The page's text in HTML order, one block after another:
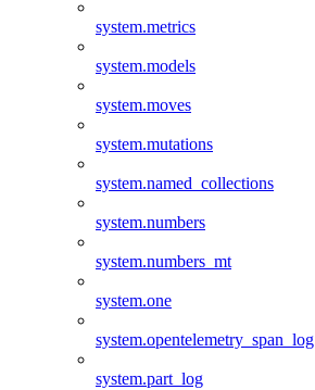
system.metrics
system.models
system.moves
system.mutations
system.named_collections
system.numbers
system.numbers_mt
system.one
system.opentelemetry_span_log
system.part_log